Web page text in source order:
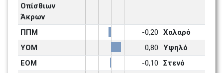
Οπίσθιων
Άκρων
ΠΠΜ -0,20
Χαλαρό
ΥΟΜ
0,80
Υψηλό
ΕΟΜ
-0,10
Στενό